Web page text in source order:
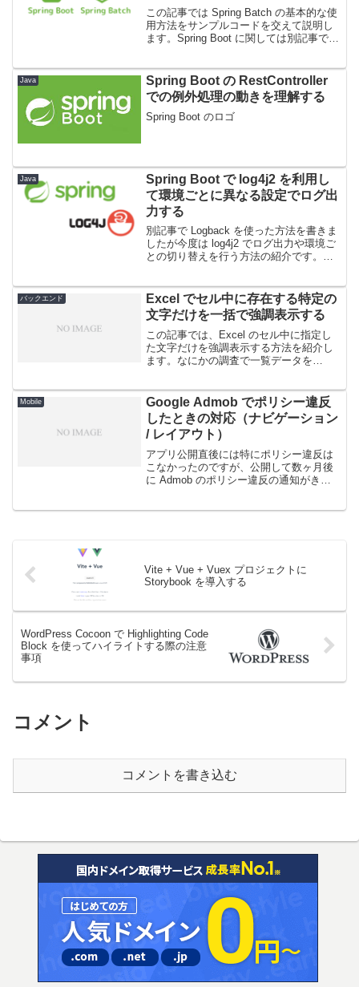
この記事では Spring Batch の基本的な使
用方法をサンプルコードを交えて説明し
ます。Spring Boot に関しては別記事で例
るのですが、結局ど...
Java
Spring Boot の RestController
での例外処理の動きを理解する
Spring Boot のロゴ
Java
Spring Boot で log4j2 を利用し
て環境ごとに異なる設定でログ出
力する
別記事で Logback を使った方法を書きま
したが今度は log4j2 でログ出力や環境ご
との切り替えを行う方法の紹介です。
います。両...
バックエンド
Excel でセル中に存在する特定の
文字だけを一括で強調表示する
この記事では、Excel のセル中に指定し
た文字だけを強調表示する方法を紹介し
ます。なにかの調査で一覧データを
けるなりしてチェック箇所を分かりやす
くしたいと思う...
Mobile
Google Admob でポリシー違反
したときの対応（ナビゲーション
/ レイアウト）
アプリ公開直後には特にポリシー違反は
こなかったのですが、公開して数ヶ月後
に Admob のポリシー違反の通知がきま
Vite + Vue + Vuex プロジェクトに
Storybook を導入する
WordPress Cocoon で Highlighting Code
Block を使ってハイライトする際の注意
事項
コメント
コメントを書き込む